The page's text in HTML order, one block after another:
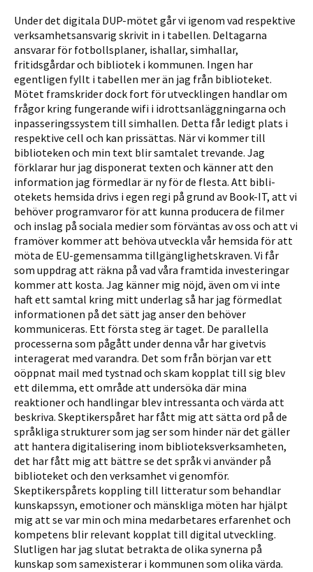
Under det digitala DUP-mötet går vi igenom vad respektive
verksamhetsansvarig skrivit in i tabellen. Deltagarna
ansvarar för fotbollsplaner, ishallar, simhallar,
fritidsgårdar och bibliotek i kommunen. Ingen har
egentligen fyllt i tabellen mer än jag från biblioteket.
Mötet framskrider dock fort för utvecklingen handlar om
frågor kring fungerande wifi i idrottsanläggningarna och
inpasseringssystem till simhallen. Detta får ledigt plats i
respektive cell och kan prissättas. När vi kommer till
biblioteken och min text blir samtalet trevande. Jag
förklarar hur jag disponerat texten och känner att den
information jag förmedlar är ny för de flesta. Att bibli­
otekets hemsida drivs i egen regi på grund av Book-IT, att vi
behöver programvaror för att kunna producera de filmer
och inslag på sociala medier som förväntas av oss och att vi
framöver kommer att behöva utveckla vår hemsida för att
möta de EU-gemensamma tillgäng­lighetskraven. Vi får
som uppdrag att räkna på vad våra framtida investeringar
kommer att kosta. Jag känner mig nöjd, även om vi inte
haft ett samtal kring mitt underlag så har jag förmedlat
infor­mationen på det sätt jag anser den behöver
kommuniceras. Ett första steg är taget. De parallella
processerna som pågått under denna vår har givetvis
interagerat med varandra. Det som från början var ett
oöppnat mail med tystnad och skam kopplat till sig blev
ett dilemma, ett område att undersöka där mina
reaktioner och handlingar blev intressanta och värda att
beskriva. Skeptikerspåret har fått mig att sätta ord på de
språkliga strukturer som jag ser som hinder när det gäller
att hantera digitalisering inom biblioteksverksamheten,
det har fått mig att bättre se det språk vi använder på
biblioteket och den verksamhet vi genomför.
Skeptikerspårets koppling till litteratur som behandlar
kunskapssyn, emotioner och mänskliga möten har hjälpt
mig att se var min och mina medarbetares erfarenhet och
kompetens blir relevant kopplat till digital utveckling.
Slutligen har jag slutat betrakta de olika synerna på
kunskap som samexisterar i kommunen som olika värda.